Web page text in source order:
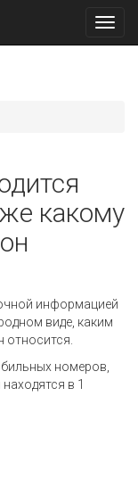
какому
информацией
виде, каким
номеров,
в 1